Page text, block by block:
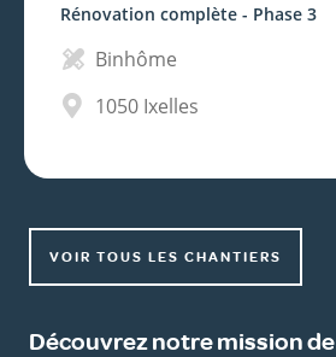
Rénovation complète - Phase 3
Binhôme
1050 Ixelles
VOIR TOUS LES CHANTIERS
Découvrez notre mission de